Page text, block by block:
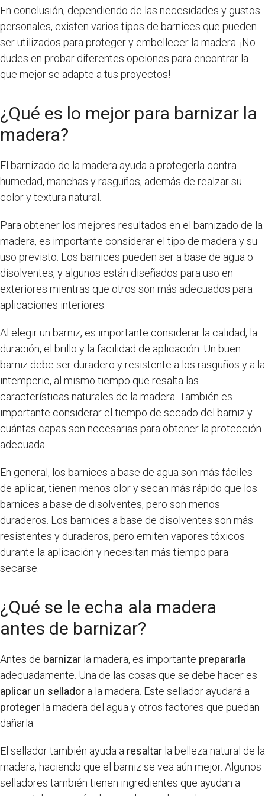
En conclusión, dependiendo de las necesidades y gustos
personales, existen varios tipos de barnices que pueden
ser utilizados para proteger y embellecer la madera. ¡No
dudes en probar diferentes opciones para encontrar la
que mejor se adapte a tus proyectos!
¿Qué es lo mejor para barnizar la
madera?
El barnizado de la madera ayuda a protegerla contra
humedad, manchas y rasguños, además de realzar su
color y textura natural.
Para obtener los mejores resultados en el barnizado de la
madera, es importante considerar el tipo de madera y su
uso previsto. Los barnices pueden ser a base de agua o
disolventes, y algunos están diseñados para uso en
exteriores mientras que otros son más adecuados para
aplicaciones interiores.
Al elegir un barniz, es importante considerar la calidad, la
duración, el brillo y la facilidad de aplicación. Un buen
barniz debe ser duradero y resistente a los rasguños y a la
intemperie, al mismo tiempo que resalta las
características naturales de la madera. También es
importante considerar el tiempo de secado del barniz y
cuántas capas son necesarias para obtener la protección
adecuada.
En general, los barnices a base de agua son más fáciles
de aplicar, tienen menos olor y secan más rápido que los
barnices a base de disolventes, pero son menos
duraderos. Los barnices a base de disolventes son más
resistentes y duraderos, pero emiten vapores tóxicos
durante la aplicación y necesitan más tiempo para
secarse.
¿Qué se le echa ala madera
antes de barnizar?
Antes de barnizar la madera, es importante prepararla
adecuadamente. Una de las cosas que se debe hacer es
aplicar un sellador a la madera. Este sellador ayudará a
proteger la madera del agua y otros factores que puedan
dañarla.
El sellador también ayuda a resaltar la belleza natural de la
madera, haciendo que el barniz se vea aún mejor. Algunos
selladores también tienen ingredientes que ayudan a